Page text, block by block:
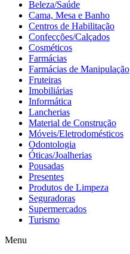
Beleza/Saúde
Cama, Mesa e Banho
Centros de Habilitação
Confecções/Calçados
Cosméticos
Farmácias
Farmácias de Manipulação
Fruteiras
Imobiliárias
Informática
Lancherias
Material de Construção
Móveis/Eletrodomésticos
Odontologia
Óticas/Joalherias
Pousadas
Presentes
Produtos de Limpeza
Seguradoras
Supermercados
Turismo
Menu